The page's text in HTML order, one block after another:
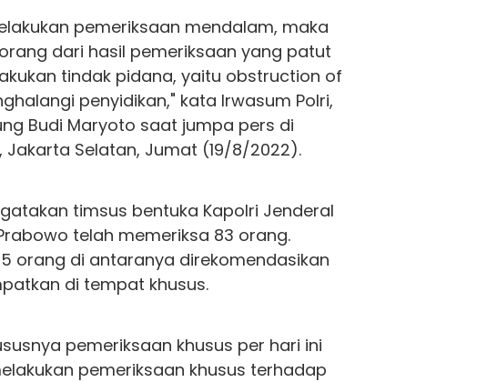
pemeriksaan mendalam, maka
dari hasil pemeriksaan yang patut
tindak pidana, yaitu obstruction of
penyidikan," kata Irwasum Polri,
Budi Maryoto saat jumpa pers di
Jakarta Selatan, Jumat (19/8/2022).
timsus bentuka Kapolri Jenderal
telah memeriksa 83 orang.
orang di antaranya direkomendasikan
di tempat khusus.
pemeriksaan khusus per hari ini
pemeriksaan khusus terhadap